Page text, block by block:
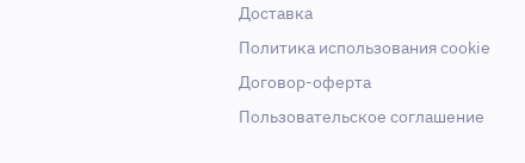
Доставка
Политика использования cookie
Договор-оферта
Пользовательское соглашение